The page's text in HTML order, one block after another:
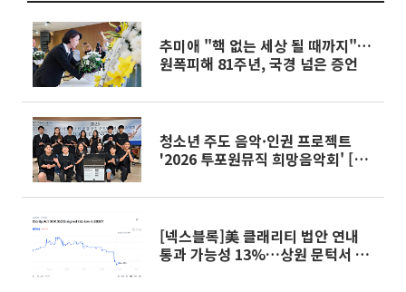
추미애 "핵 없는 세상 될 때까지"…
원폭피해 81주년, 국경 넘은 증언
청소년 주도 음악·인권 프로젝트
'2026 투포원뮤직 희망음악회' [포
[넥스블록]美 클래리티 법안 연내
통과 가능성 13%…상원 문턱서 제